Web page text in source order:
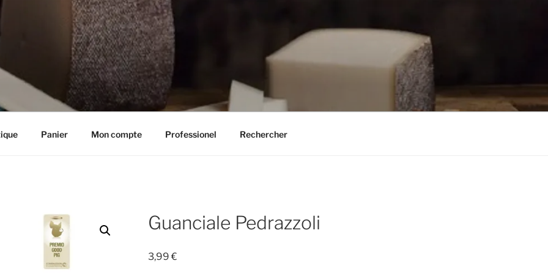
HENRIETTE
Panier Mon compte Professionel Rechercher
Guanciale Pedrazzoli
3,99€